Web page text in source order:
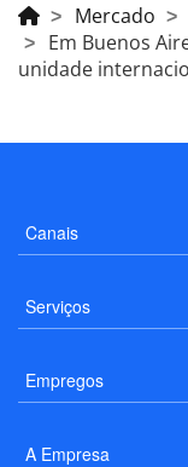
Mercado
Em Buenos
unidade
Canais
Serviços
Empregos
A Empresa